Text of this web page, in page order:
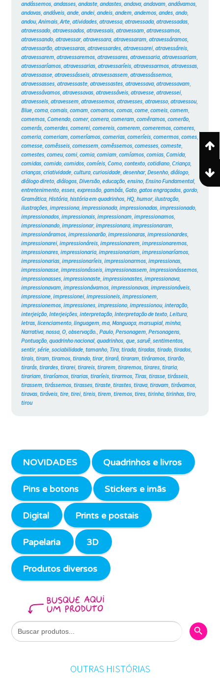
andássemos, andasses, andaste, andastes, andava, andavam, andávamos,
andavas, andáveis, ande, andei, andeis, andem, andemos, andes, ando,
andou, Animais, Arte, atividades, atravessa, atravessada, atravessadas,
atravessado, atravessados, atravessais, atravessam, atravessamos,
atravessando, atravessar, atravessara, atravessaram, atravessáramos,
atravessarão, atravessaras, atravessardes, atravessarei, atravessáreis,
atravessarem, atravessaremos, atravessares, atravessaria, atravessariam,
atravessaríamos, atravessarias, atravessaríeis, atravessarmos, atravessas,
atravessasse, atravessásseis, atravessassem, atravessássemos,
atravessasses, atravessaste, atravessastes, atravessava, atravessavam,
atravessávamos, atravessavas, atravessáveis, atravesse, atravessei,
atravesseis, atravessem, atravessemos, atravesses, atravesso, atravessou,
Blue, coma, comais, comam, comamos, comas, come, comeis, comem,
comemos, Comendo, comer, comera, comeram, comêramos, comerão,
comerás, comerdes, comerei, comereis, comerem, comeremos, comeres,
comeria, comeriam, comeríamos, comerias, comeríeis, comermos, comes,
comesse, comêsseis, comessem, comêssemos, comesses, comeste,
comestes, comeu, comi, comia, comiam, comíamos, comias, Comida,
comidas, comido, comidos, comíeis, Como, contexto, cotidiano, Criança,
crianças, criatividade, cultura, curiosidade, desenhar, Desenho, diálogo,
diálogo direto, diálogos, Diversão, educação, ensino, Ensino Fundamental,
entretenimento, esses, expressão, gambás, Gato, gatos engraçados, gordo,
Gramática, História, história em quadrinhos, HQ, humor, ilustração,
ilustrações, impressiona, impressionada, impressionadas, impressionado,
impressionados, impressionais, impressionam, impressionamos,
impressionando, impressionar, impressionara, impressionaram,
impressionáramos, impressionarão, impressionaras, impressionardes,
impressionarei, impressionáreis, impressionarem, impressionaremos,
impressionares, impressionaria, impressionariam, impressionaríamos,
impressionarias, impressionaríeis, impressionarmos, impressionas,
impressionasse, impressionásseis, impressionassem, impressionássemos,
impressionasses, impressionaste, impressionastes, impressionava,
impressionavam, impressionávamos, impressionavas, impressionáveis,
impressione, impressionei, impressioneis, impressionem,
impressionemos, impressiones, impressiono, impressionou, interação,
interjeição, Interjeições, interpretação, Interpretação de texto, Leitura,
letras, licenciamento, linguagem, ma, Manguaça, marsupial, minha,
Narrativa, nossa, O, observação. Paulo, Personagem, Personagens,
Pontuação, quadrinho nacional, quadrinhos, que, saruê, sentimentos,
sentir, série, sociabilidade, tamanho, Tira, tirada, tiradas, tirado, tirados,
tirais, tiram, tiramos, tirando, tirar, tirará, tiraram, tiráramos, tirarão,
tirarás, tirardes, tirarei, tirareis, tirarem, tiraremos, tirares, tiraria,
tirariam, tiraríamos, tirarias, tiraríeis, tirarmos, Tiras, tirasse, tirásseis,
tirassem, tirássemos, tirasses, tiraste, tirastes, tirava, tiravam, tirávamos,
tiravas, tiráveis, tire, tirei, tireis, tirem, tiremos, tires, tirinha, tirinhas, tiro,
tirou
NOVIDADES Quadrinhos e livros
Pins e botons Stickers e imãs
Digital Prints e postais
Papelaria 3D
Produtos diversos
Search
for:
Search
OUTRAS HISTÓRIAS